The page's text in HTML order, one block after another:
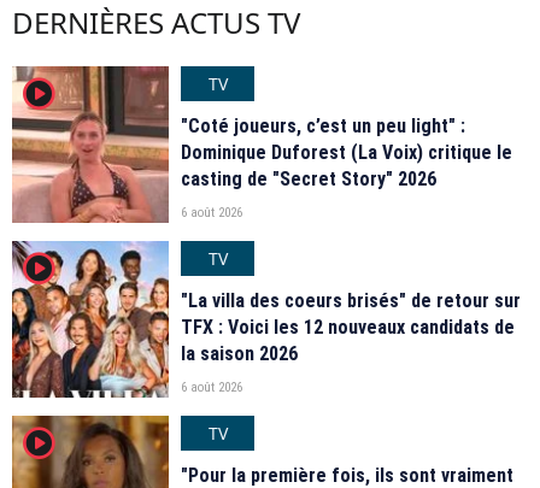
DERNIÈRES ACTUS TV
player2
TV
"Coté joueurs, c’est un peu light" :
Dominique Duforest (La Voix) critique le
casting de "Secret Story" 2026
6 août 2026
player2
TV
"La villa des coeurs brisés" de retour sur
TFX : Voici les 12 nouveaux candidats de
la saison 2026
6 août 2026
player2
TV
"Pour la première fois, ils sont vraiment